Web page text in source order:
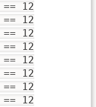
== 12
== 12
== 12
== 12
== 12
== 12
== 12
== 12